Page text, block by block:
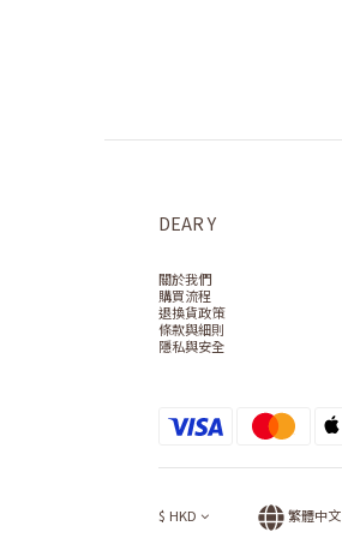
DEAR Y
關於我們
購買流程
退換貨政策
條款與細則
隱私與安全
$ HKD 繁體中文